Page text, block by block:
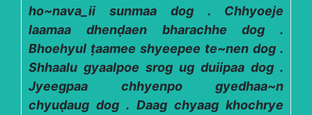
ho~nava_ii sunmaa dog . Chhyoeje
laamaa dhenḍaen bharachhe dog .
Bhoehyul ṭaamee shyeepee te~nen dog .
Shhaalu gyaalpoe srog ug duiipaa dog .
Jyeegpaa chhyenpo gyedhaa~n
chyuḍaug dog . Daag chyaag khochrye